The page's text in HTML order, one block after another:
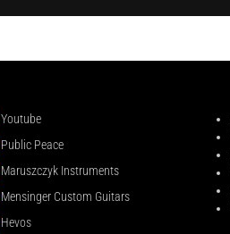
Youtube
Public Peace
Maruszczyk Instruments
Mensinger Custom Guitars
Hevos